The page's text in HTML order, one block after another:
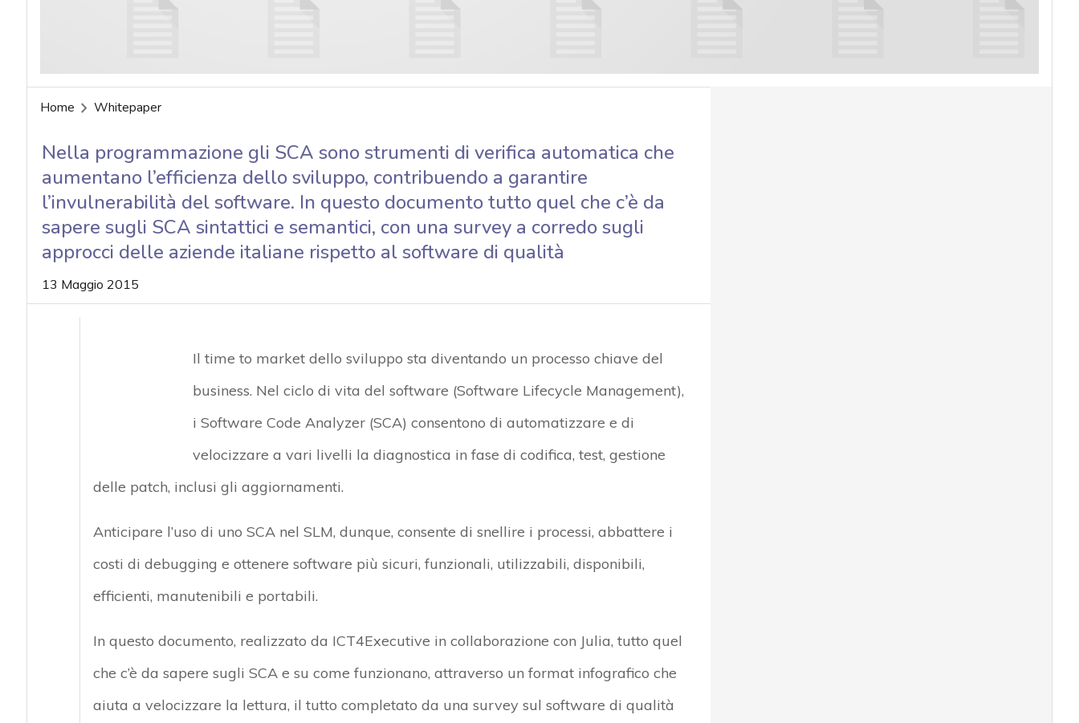
Home Whitepaper
Nella programmazione gli SCA sono strumenti di verifica automatica che
aumentano l’efficienza dello sviluppo, contribuendo a garantire
l’invulnerabilità del software. In questo documento tutto quel che c’è da
sapere sugli SCA sintattici e semantici, con una survey a corredo sugli
approcci delle aziende italiane rispetto al software di qualità
13 Maggio 2015
Il time to market dello sviluppo sta diventando un processo chiave del
business. Nel ciclo di vita del software (Software Lifecycle Management),
i Software Code Analyzer (SCA) consentono di automatizzare e di
velocizzare a vari livelli la diagnostica in fase di codifica, test, gestione
delle patch, inclusi gli aggiornamenti.
Anticipare l’uso di uno SCA nel SLM, dunque, consente di snellire i processi, abbattere i
costi di debugging e ottenere software più sicuri, funzionali, utilizzabili, disponibili,
efficienti, manutenibili e portabili.
In questo documento, realizzato da ICT4Executive in collaborazione con Julia, tutto quel
che c’è da sapere sugli SCA e su come funzionano, attraverso un format infografico che
aiuta a velocizzare la lettura, il tutto completato da una survey sul software di qualità